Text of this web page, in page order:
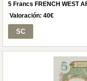
5 Francs FRENCH WEST
Valoración: 40€
SC